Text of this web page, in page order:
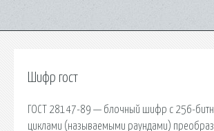
Шифр гост
ГОСТ 28147-89 — блочный шифр с 256-
циклами (называемыми раундами)